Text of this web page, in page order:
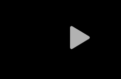
Play